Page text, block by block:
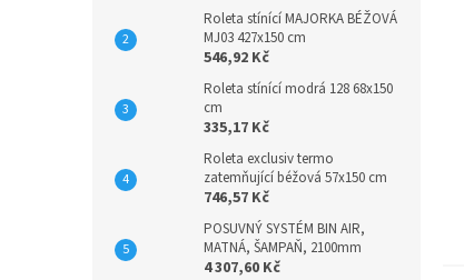
Roleta stínící MAJORKA BÉŽOVÁ
MJ03 427x150 cm
546,92 Kč
Roleta stínící modrá 128 68x150
cm
335,17 Kč
Roleta exclusiv termo
zatemňující béžová 57x150 cm
746,57 Kč
POSUVNÝ SYSTÉM BIN AIR,
MATNÁ, ŠAMPAŇ, 2100mm
4 307,60 Kč